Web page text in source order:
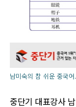
남미숙의 참 쉬운 중국
중단기 대표강사